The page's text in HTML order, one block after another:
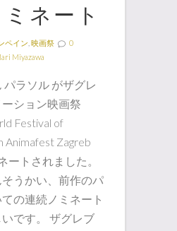
ネート
ペイン 映画祭
0
Miyazawa
パラソル がザグレ
ション映画祭
Festival of
Animafest Zagreb
ートされました。
うかい、前作のパ
の連続ノミネート
です。 ザグレブ